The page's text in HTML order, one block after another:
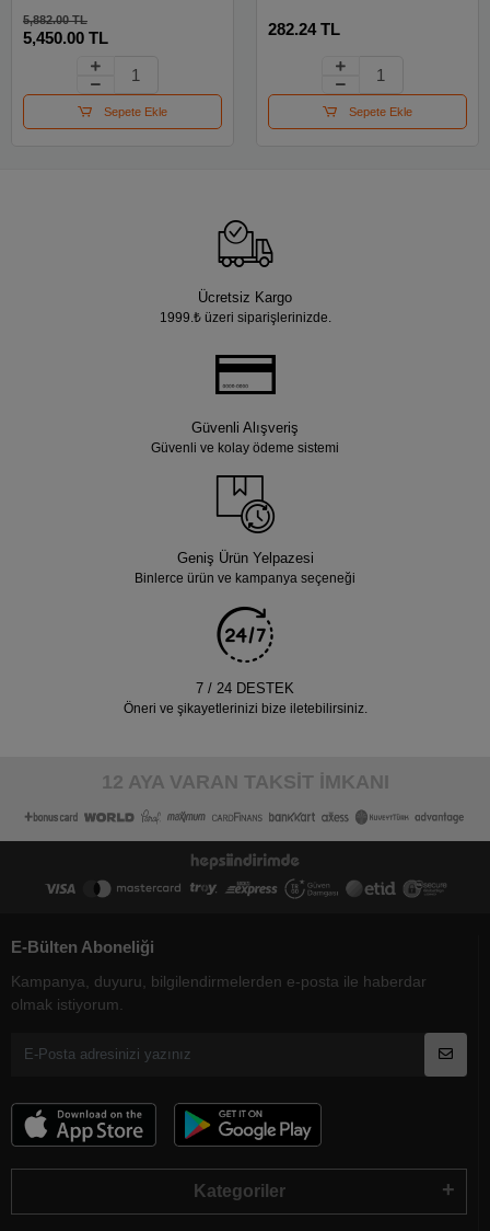
Hava Pompası
5,882.00 TL
5,450.00 TL
Sepete Ekle
Temizleme Ve Bakım
282.24 TL
Sepete Ekle
Ücretsiz Kargo
1999.₺ üzeri siparişlerinizde.
Güvenli Alışveriş
Güvenli ve kolay ödeme sistemi
Geniş Ürün Yelpazesi
Binlerce ürün ve kampanya seçeneği
7 / 24 DESTEK
Öneri ve şikayetlerinizi bize iletebilirsiniz.
12 AYA VARAN TAKSİT İMKANI
E-Bülten Aboneliği
Kampanya, duyuru, bilgilendirmelerden e-posta ile haberdar
olmak istiyorum.
Kategoriler